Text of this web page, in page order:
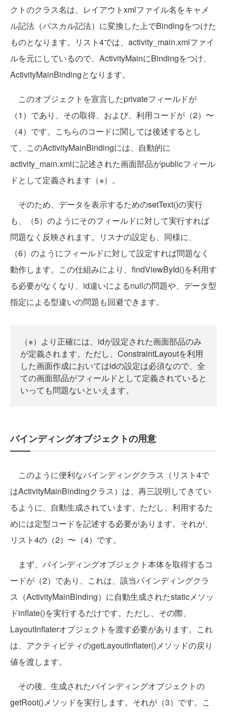
クトのクラス名は、レイアウトxmlファイル名をキャメ
ル記法（パスカル記法）に変換した上でBindingをつけた
ものとなります。リスト4では、activity_main.xmlファイ
ルを元にしているので、ActivityMainにBindingをつけ、
ActivityMainBindingとなります。
このオブジェクトを宣言したprivateフィールドが
（1）であり、その取得、および、利用コードが（2）〜
（4）です。こちらのコードに関しては後述するとし
て、このActivityMainBindingには、自動的に
activity_main.xmlに記述された画面部品がpublicフィール
ドとして定義されます（※）。
そのため、データを表示するためのsetText()の実行
も、（5）のようにそのフィールドに対して実行すれば
問題なく反映されます。リスナの設定も、同様に、
（6）のようにフィールドに対して設定すれば問題なく
動作します。この仕組みにより、findViewById()を利用す
る必要がなくなり、id違いによるnullの問題や、データ型
指定による型違いの問題も回避できます。
（※）より正確には、idが設定された画面部品のみ
が定義されます。ただし、ConstraintLayoutを利用
した画面作成においてはidの設定は必須なので、全
ての画面部品がフィールドとして定義されていると
いっても問題ないといえます。
バインディングオブジェクトの用意
このように便利なバインディングクラス（リスト4で
はActivityMainBindingクラス）は、再三説明してきてい
るように、自動生成されています。ただし、利用するた
めには定型コードを記述する必要があります。それが、
リスト4の（2）〜（4）です。
まず、バインディングオブジェクト本体を取得するコ
ードが（2）であり、これは、該当バインディングクラ
ス（ActivityMainBinding）に自動生成されたstaticメソッ
ドinflate()を実行するだけです。ただし、その際、
LayoutInflaterオブジェクトを渡す必要があります。これ
は、アクティビティのgetLayoutInflater()メソッドの戻り
値を渡します。
その後、生成されたバインディングオブジェクトの
getRoot()メソッドを実行します。それが（3）です。こ